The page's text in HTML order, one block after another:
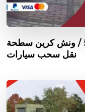
رقم ونش الدسمة / 55773600‬ / ونش كرين سطحة
نقل سحب سيارات